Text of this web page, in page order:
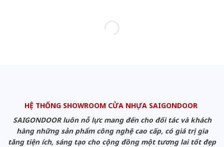
HỆ THỐNG SHOWROOM CỬA NHỰA SAIGONDOOR
SAIGONDOOR luôn nỗ lực mang đến cho đối tác và khách
hàng những sản phẩm công nghệ cao cấp, có giá trị gia
tăng tiện ích, sáng tạo cho cộng đồng một tương lai tốt đẹp